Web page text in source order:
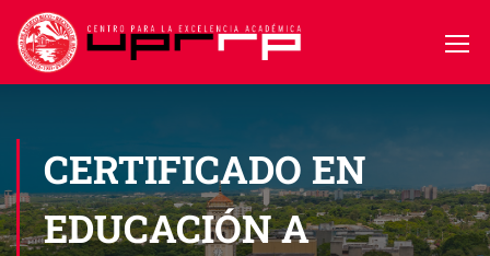
CERTIFICADO EN
EDUCACIÓN A